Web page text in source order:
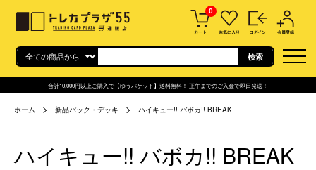
0
カート お気に入り ログイン 会員登録
合計10,000円以上ご購入で【ゆうパケット】送料無料！ 正午までのご入金で即日発送！
ホーム 新品パック・デッキ ハイキュー!! バボカ!! BREAK
ハイキュー!! バボカ!! BREAK